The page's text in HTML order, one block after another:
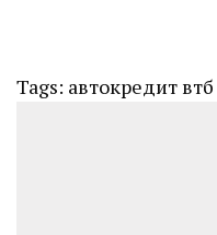
Tags: автокредитвтб